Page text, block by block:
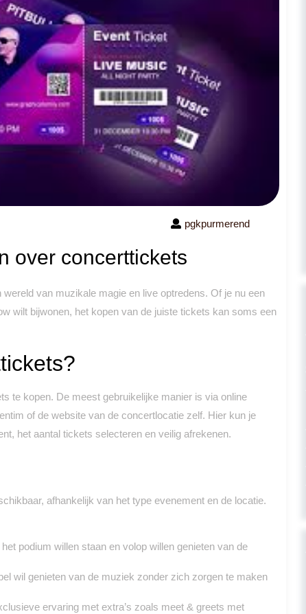
pgkpurmerend
over concerttickets
van muzikale magie en live optredens. Of je nu een
wilt bijwonen, het kopen van de juiste tickets kan soms een
te kopen. De meest gebruikelijke manier is via online
of de website van de concertlocatie zelf. Hier kun je
het aantal tickets selecteren en veilig afrekenen.
afhankelijk van het type evenement en de locatie.
podium willen staan en volop willen genieten van de
wil genieten van de muziek zonder zich zorgen te maken
ervaring met extra’s zoals meet & greets met